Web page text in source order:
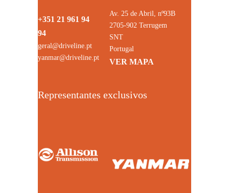
+351 21 961 94
94
geral@driveline.pt
yanmar@driveline.pt
Av. 25 de Abril, nº93B
2705-902 Terrugem
SNT
Portugal
VER MAPA
Representantes exclusivos